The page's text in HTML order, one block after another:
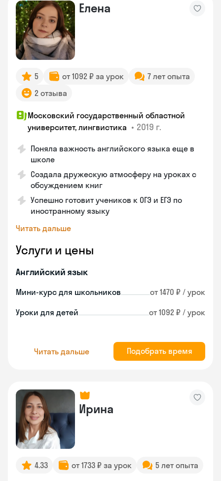
Елена
5 от 1092 ₽ за урок
7 лет опыта
2 отзыва
Московский государственный областной
университет, лингвистика • 2019 г.
Поняла важность английского языка еще в
школе
Создала дружескую атмосферу на уроках с
обсуждением книг
Успешно готовит учеников к ОГЭ и ЕГЭ по
иностранному языку
Читать дальше
Услуги и цены
Английский язык
Мини-курс для школьников от 1470 ₽ / урок
Уроки для детей от 1092 ₽ / урок
Читать дальше Подобрать время
Ирина
4.33 от 1733 ₽ за урок 5 лет опыта